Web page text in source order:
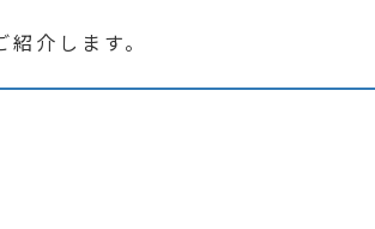
介します。